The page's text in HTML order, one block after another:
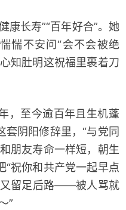
长寿”“百年好合”。她
惴不安问“会不会被绝
知肚明这祝福里裹着刀
至今逾百年且生机蓬
阴阳修辞里，“与党同
朋友寿命一样短，朝生
“祝你和共产党一起早点
又留足后路——被人骂就
”